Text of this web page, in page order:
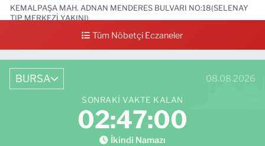
KEMALPAŞA MAH. ADNAN MENDERES BULVARI NO:18(SELENAY
TIP MERKEZİ YAKINI)
0 (224) 711 64 49 Yol Tarifi Al
Tüm Nöbetçi Eczaneler
BURSA 08.08.2026
SONRAKI VAKTE KALAN
02:46:59
İkindi Namazı